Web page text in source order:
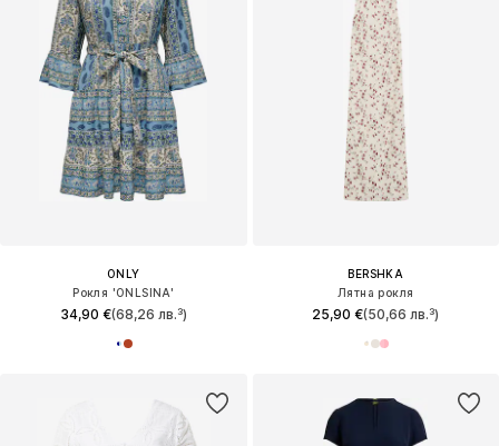
ONLY
Рокля 'ONLSINA'
34,90 €(68,26 лв.³)
BERSHKA
Лятна рокля
25,90 €(50,66 лв.³)